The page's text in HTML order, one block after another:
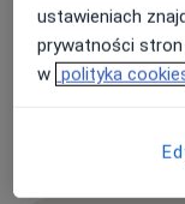
Zobacz galerię
ustawieniach
prywatności
w polityka